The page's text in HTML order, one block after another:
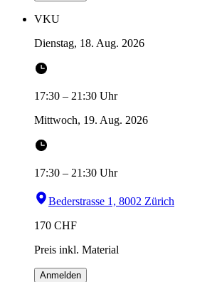
VKU
Dienstag, 18. Aug. 2026
17:30 – 21:30 Uhr
Mittwoch, 19. Aug. 2026
17:30 – 21:30 Uhr
Bederstrasse 1, 8002 Zürich
170 CHF
Preis inkl. Material
Anmelden